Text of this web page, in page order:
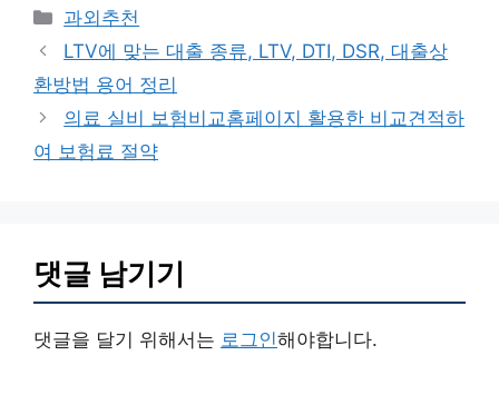
카
테
리
과외추천
LTV에 맞는 대출 종류, LTV, DTI, DSR, 대출상
환방법 용어 정리
의료 실비 보험비교홈페이지 활용한 비교견적하
여 보험료 절약
댓글 남기기
댓글을 달기 위해서는 로그인해야합니다.